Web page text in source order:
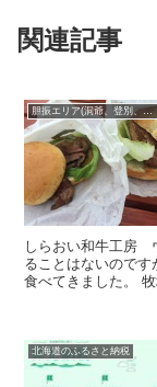
関連記事
胆振エリア(洞爺、登別、苫小牧･･･)
しらおい和牛工房
ることはないので
食べてきました。 牧場なので山の中にあるのですが、途中「本当に
北海道のふるさと納税